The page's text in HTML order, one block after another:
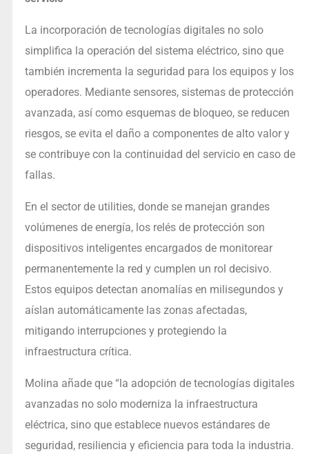
La incorporación de tecnologías digitales no solo
simplifica la operación del sistema eléctrico, sino que
también incrementa la seguridad para los equipos y los
operadores. Mediante sensores, sistemas de protección
avanzada, así como esquemas de bloqueo, se reducen
riesgos, se evita el daño a componentes de alto valor y
se contribuye con la continuidad del servicio en caso de
fallas.
En el sector de utilities, donde se manejan grandes
volúmenes de energía, los relés de protección son
dispositivos inteligentes encargados de monitorear
permanentemente la red y cumplen un rol decisivo.
Estos equipos detectan anomalías en milisegundos y
aíslan automáticamente las zonas afectadas,
mitigando interrupciones y protegiendo la
infraestructura crítica.
Molina añade que “la adopción de tecnologías digitales
avanzadas no solo moderniza la infraestructura
eléctrica, sino que establece nuevos estándares de
seguridad, resiliencia y eficiencia para toda la industria.